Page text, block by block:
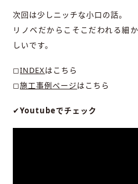
次回は少しニッチな小口の話。
リノベだからこそこだわれる細
しいです。
◻︎INDEXはこちら
◻︎施工事例ページはこちら
✔︎Youtubeでチェック